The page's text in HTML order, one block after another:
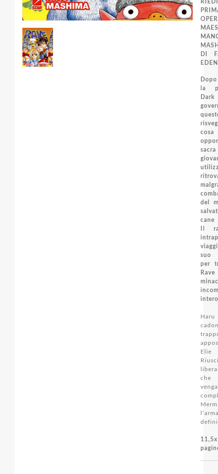
DI
la
del
cane
Il
suo
per
Elie
che